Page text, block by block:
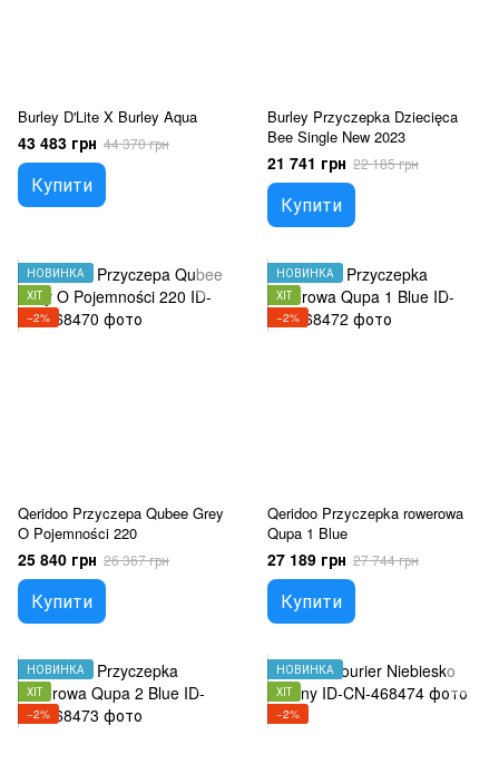
Burley D'Lite X Burley Aqua
43 483 грн 44 370 грн
Купити
Burley Przyczepka Dziecięca
Bee Single New 2023
21 741 грн 22 185 грн
Купити
НОВИНКА
ХІТ
−2%
Qeridoo Przyczepa Qubee Grey
O Pojemności 220
25 840 грн 26 367 грн
Купити
НОВИНКА
ХІТ
−2%
Qeridoo Przyczepka rowerowa
Qupa 1 Blue
27 189 грн 27 744 грн
Купити
НОВИНКА
ХІТ
−2%
НОВИНКА
ХІТ
−2%